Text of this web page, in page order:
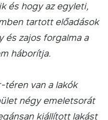
és hogy az egyleti,
tartott előadások
és zajos forgalma a
háborítja.
téren van a lakók
négy emeletsorát
kiállított lakást